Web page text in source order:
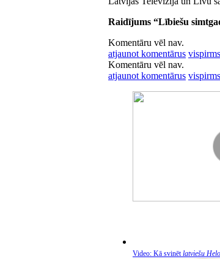
Raidījums “Lībiešu
Komentāru vēl nav.
atjaunot komentārus
Komentāru vēl nav.
atjaunot komentārus
Video: Kā svinētlatviešu